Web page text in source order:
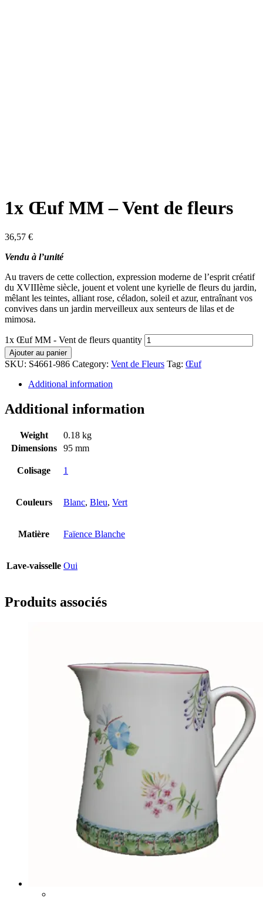
1x Œuf MM – Vent de fleurs
36,57 €
Vendu à l’unité
Au travers de cette collection, expression moderne de l’esprit créatif
du XVIIIème siècle, jouent et volent une kyrielle de fleurs du jardin,
mêlant les teintes, alliant rose, céladon, soleil et azur, entraînant vos
convives dans un jardin merveilleux aux senteurs de lilas et de
mimosa.
1x Œuf MM - Vent de fleurs quantity
Ajouter au panier
SKU: S4661-986 Category: Vent de Fleurs Tag: Œuf
Additional information
Additional information
Weight
0.18 kg
Dimensions
95 mm
Colisage 1
Couleurs Blanc, Bleu, Vert
Matière Faïence Blanche
Lave-vaisselle Oui
Produits associés